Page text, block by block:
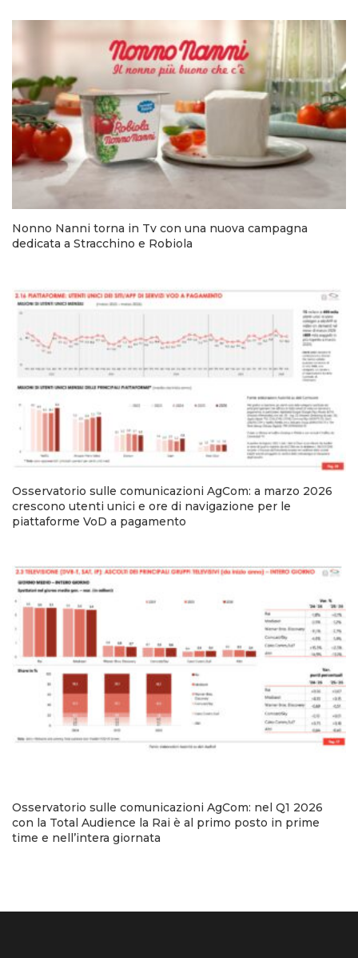
Nonno Nanni torna in Tv con una nuova campagna
dedicata a Stracchino e Robiola
Osservatorio sulle comunicazioni AgCom: a marzo 2026
crescono utenti unici e ore di navigazione per le
piattaforme VoD a pagamento
Osservatorio sulle comunicazioni AgCom: nel Q1 2026
con la Total Audience la Rai è al primo posto in prime
time e nell’intera giornata